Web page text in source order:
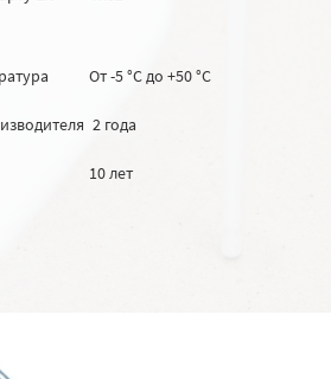
От -5 °C до +50 °C
2 года
10 лет